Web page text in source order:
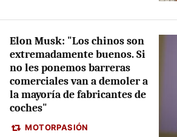
Elon Musk: "Los chinos son
extremadamente buenos. Si
no les ponemos barreras
comerciales van a demoler a
la mayoría de fabricantes de
coches"
MOTORPASIÓN